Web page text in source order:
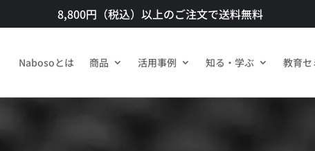
8,800円（税込）以上のご注文で送料無料​
Nabosoとは 商品​ 活用事例 知る・学ぶ 教育セ